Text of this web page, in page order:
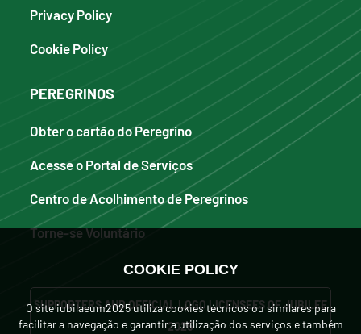
Privacy Policy
Cookie Policy
PEREGRINOS
Obter o cartão do Peregrino
Acesse o Portal de Serviços
Centro de Acolhimento de Peregrinos
Torne-se Voluntário
SUPPORTERS AND OFFICIAL LOGO LICENSEES OF JUBILEE
2025
COOKIE POLICY
O site iubilaeum2025 utiliza cookies técnicos ou similares para
facilitar a navegação e garantir a utilização dos serviços e também